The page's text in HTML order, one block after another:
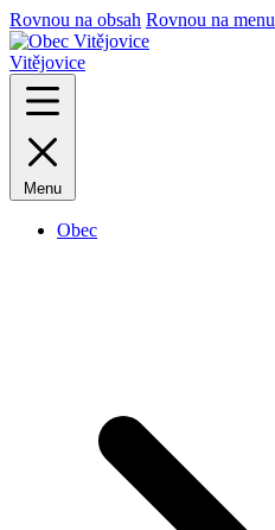
Rovnou na obsah Rovnou na menu
Vitějovice
Menu
Obec